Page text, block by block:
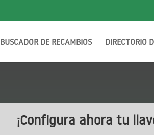
BUSCADOR DE RECAMBIOS DIRECTORIO
¡Configura ahora tu